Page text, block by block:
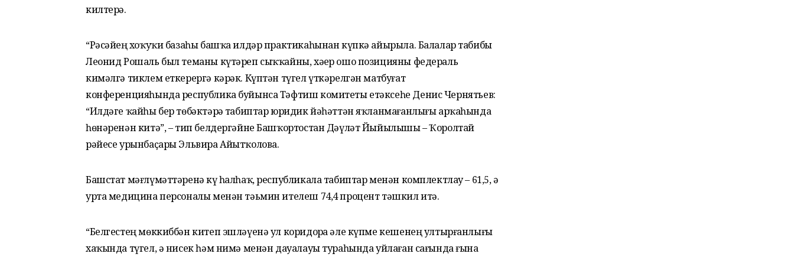
килтерә.
“Рәсәйҙең хоҡуҡи базаһы башҡа илдәр практикаһынан күпкә айырыла. Балалар табибы
Леонид Рошаль был теманы күтәреп сыҡҡайны, хәҙер ошо позицияны федераль
кимәлгә тиклем еткерергә кәрәк. Күптән түгел үткәрелгән матбуғат
конференцияһында республика буйынса Тәфтиш комитеты етәксеһе Денис Чернятьев:
“Илдәге ҡайһы бер төбәктәрҙә табиптар юридик йәһәттән яҡланмағанлығы арҡаһында
һөнәренән китә”, – тип белдергәйне Башҡортостан Дәүләт Йыйылышы – Ҡоролтай
рәйесе урынбаҫары Эльвира Айытҡолова.
Башстат мәғлүмәттәренә күҙ һалһаҡ, республикала табиптар менән комплектлау – 61,5, ә
урта медицина персоналы менән тәьмин ителеш 74,4 процент тәшкил итә.
“Белгестең мөккиббән китеп эшләүенә ул коридорҙа әле күпме кешенең ултырғанлығы
хаҡында түгел, ә нисек һәм нимә менән дауалауы тураһында уйлаған сағында ғына